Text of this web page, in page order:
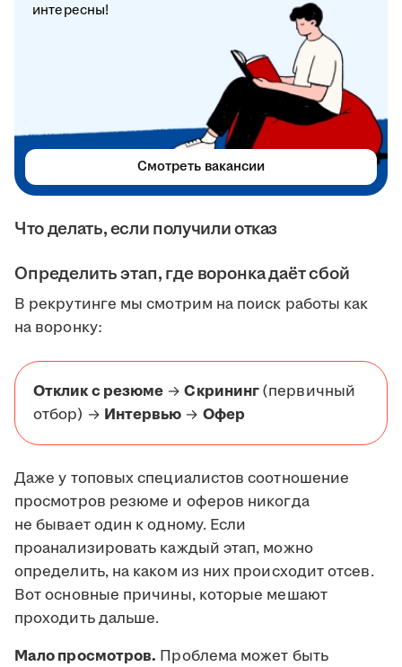
Что делать, если получили отказ
Определить этап, где воронка даёт сбой
В рекрутинге мы смотрим на поиск работы как
на воронку:
Отклик с резюме →Скрининг(первичный
отбор) → Интервью → Офер
Даже у топовых специалистов соотношение
просмотров резюме и оферов никогда
не бывает один к одному. Если
проанализировать каждый этап, можно
определить, на каком из них происходит отсев.
Вот основные причины, которые мешают
проходить дальше.
Мало просмотров. Проблема может быть
интересны!
Смотреть вакансии